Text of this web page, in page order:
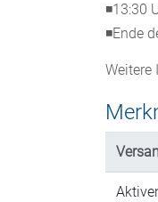
◾Ende
Weitere